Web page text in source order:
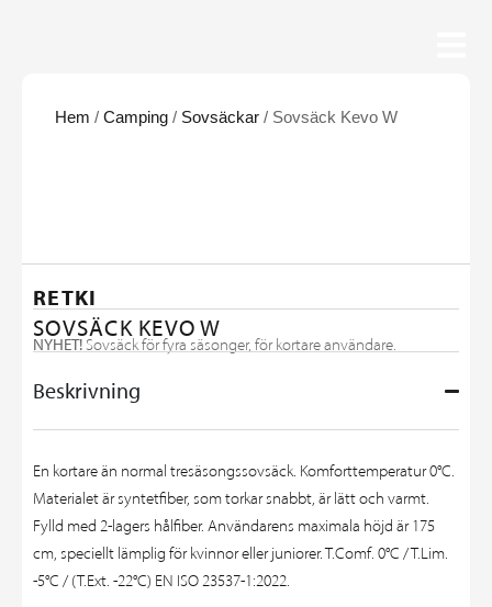
Hem / Camping / Sovsäckar / Sovsäck Kevo W
RETKI
SOVSÄCK KEVO W
NYHET!Sovsäck för fyra säsonger, för kortare användare.
Beskrivning
En kortare än normal tresäsongssovsäck. Komforttemperatur 0°C.
Materialet är syntetfiber, som torkar snabbt, är lätt och varmt.
Fylld med 2-lagers hålfiber. Användarens maximala höjd är 175
cm, speciellt lämplig för kvinnor eller juniorer. T.Comf. 0°C / T.Lim.
-5°C / (T.Ext. -22°C) EN ISO 23537-1:2022.